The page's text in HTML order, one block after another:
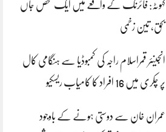
کہوٹہ: فائرنگ کے واقعے میں ایک شخص جاں
بحق، تین زخمی
انجینئر قمراسلام راجہ کی کمبوڈیا سے ہنگامی کال
پر چکری میں 16 افراد کا کامیاب ریسکیو
عمران خان سے دوستی ہونے کے باوجود